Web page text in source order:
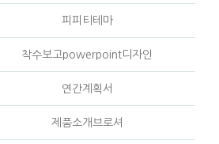
피피티테마
착수보고powerpoint디자인
연간계획서
제품소개브로셔